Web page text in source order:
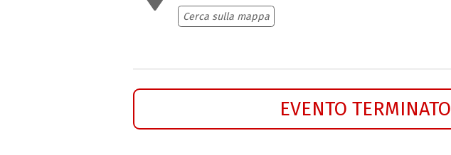
Cerca sulla mappa
EVENTO TERMINATO